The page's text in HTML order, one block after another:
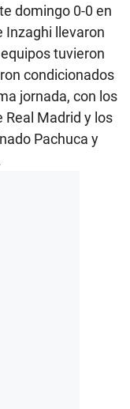
domingo 0-0 en
Inzaghi llevaron
tuvieron
condicionados
jornada, con los
Real Madrid y los
Pachuca y